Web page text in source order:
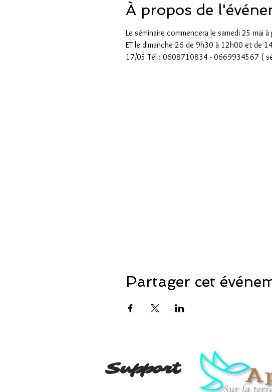
À propos de
Le séminaire commencera le samedi 25
ET le dimanche 26 de 9h30 à 12h00 et de
17/05 Tél : 0608710834 - 0669934567 (
Partager cet
Support